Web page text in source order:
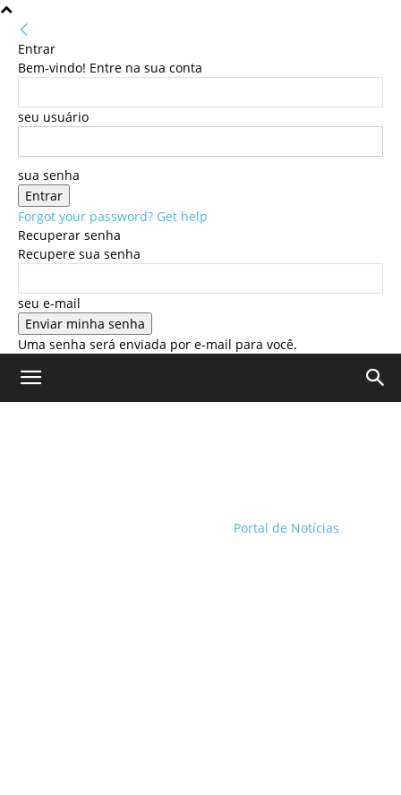
Entrar
Bem-vindo! Entre na sua conta
seu usuário
sua senha
Forgot your password? Get help
Recuperar senha
Recupere sua senha
seu e-mail
Uma senha será enviada por e-mail para você.
Portal de Notícias